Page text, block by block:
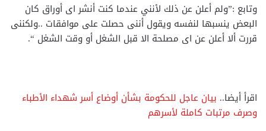
وتابع :”ولم أعلن عن ذلك لأنني عندما كنت أنشر اى أوراق كان
البعض ينسبها لنفسه ويقول أننى حصلت على موافقات ..ولكننى
قررت ألا أعلن عن اى مصلحة الا قبل الشغل أو وقت الشغل “.
اقرأ أيضا.. بيان عاجل للحكومة بشأن أوضاع أسر شهداء الأطباء
وصرف مرتبات كاملة لأسرهم